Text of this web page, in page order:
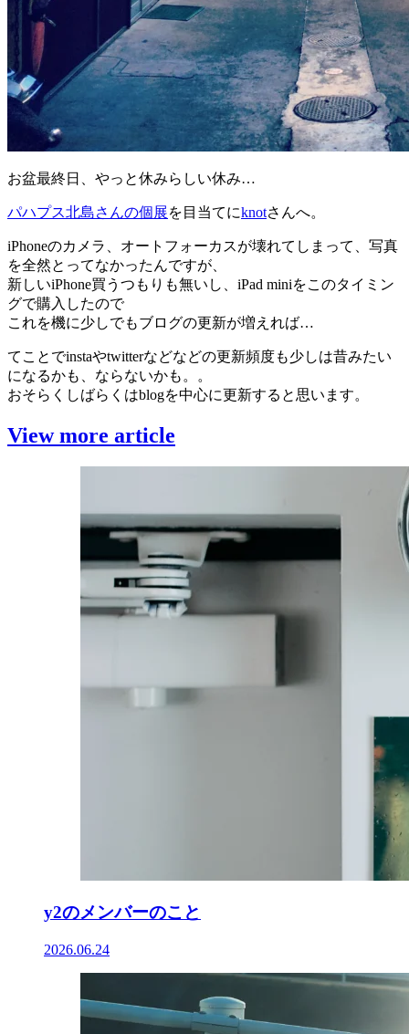
お盆最終日、やっと休みらしい休み…
パハプス北島さんの個展を目当てにknotさんへ。
iPhoneのカメラ、オートフォーカスが壊れてしまって、写真
を全然とってなかったんですが、
新しいiPhone買うつもりも無いし、iPad miniをこのタイミン
グで購入したので
これを機に少しでもブログの更新が増えれば…
てことでinstaやtwitterなどなどの更新頻度も少しは昔みたい
になるかも、ならないかも。。
おそらくしばらくはblogを中心に更新すると思います。
View more article
y2のメンバーのこと
2026.06.24